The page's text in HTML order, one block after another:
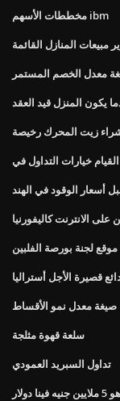
مخططات الأسهم ibm
مبيعات المنازل القائمة
معدل الخصم المستمر
يكون المنزل قيد العقد
زيت المحرك رخيصة
أسعار الوقود في الهند
على الانترنت كاليفورنيا
موقع لجنة بورصة الفلبين
قصيرة الأجل أستراليا
صيغة معدل نمو الأقساط
سلعة قهوة مثلجة
تداول السبريد العمودي
دولار